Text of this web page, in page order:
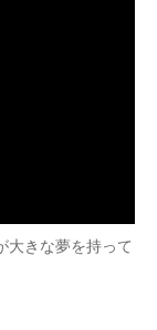
大きな夢を持って